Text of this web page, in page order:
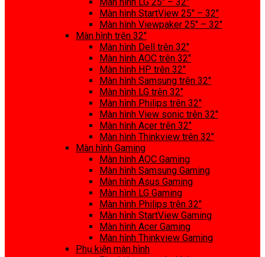
Màn hình StartView 25″ – 32″
Màn hình Viewpaker 25″ – 32″
Màn hình trên 32″
Màn hình Dell trên 32″
Màn hình AOC trên 32″
Màn hình HP trên 32″
Màn hình Samsung trên 32″
Màn hình LG trên 32″
Màn hình Philips trên 32″
Màn hình View sonic trên 32″
Màn hình Acer trên 32″
Màn hình Thinkview trên 32″
Màn hình Gaming
Màn hình AOC Gaming
Màn hình Samsung Gaming
Màn hình Asus Gaming
Màn hình LG Gaming
Màn hình Philips trên 32″
Màn hình StartView Gaming
Màn hình Acer Gaming
Màn hình Thinkview Gaming
Phụ kiện màn hình